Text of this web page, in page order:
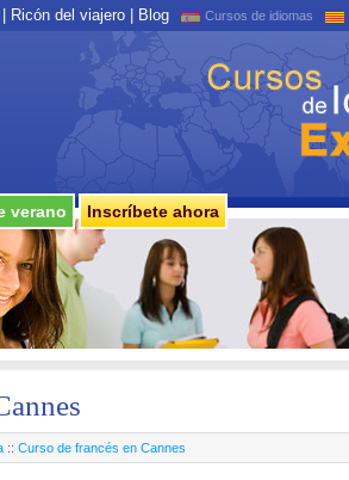
Cursos de idiomas
Ricón del viajero Blog
verano Inscríbete ahora
:: Curso de francés en Cannes